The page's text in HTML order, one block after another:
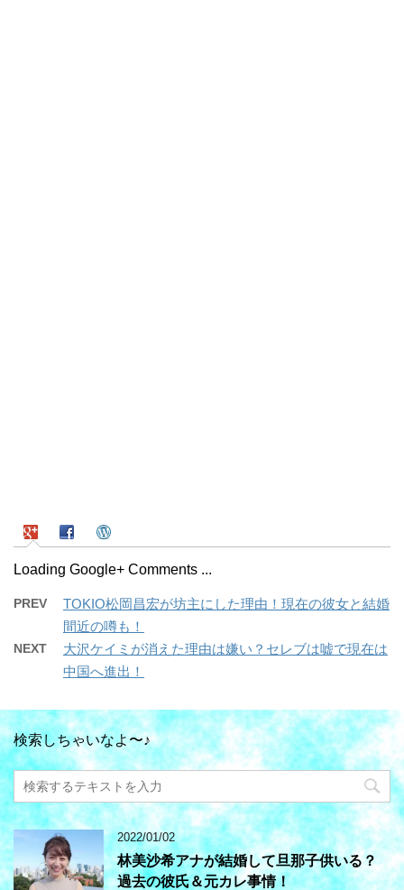
Loading Google+ Comments ...
PREV
TOKIO松岡昌宏が坊主にした理由！現在の彼女と結婚
間近の噂も！
NEXT
大沢ケイミが消えた理由は嫌い？セレブは嘘で現在は
中国へ進出！
検索しちゃいなよ〜♪
2022/01/02
林美沙希アナが結婚して旦那子供いる？
過去の彼氏＆元カレ事情！